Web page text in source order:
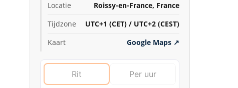
Locatie
Roissy-en-France, France
Tijdzone
UTC+1 (CET) / UTC+2 (CEST)
Kaart
Google Maps ↗